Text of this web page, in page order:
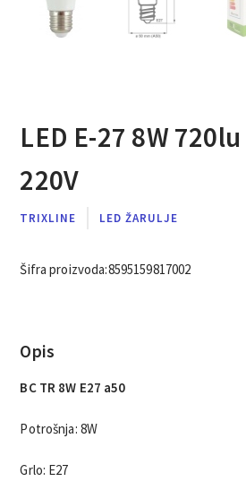
LED E-27 8W
220V
TRIXLINE LED ŽARULJE
Šifra proizvoda:8595159817002
Opis
BC TR 8W E27 a50
Potrošnja: 8W
Grlo: E27